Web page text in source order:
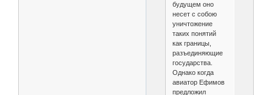
будущем оно
несет с собою
уничтожение
таких понятий
как границы,
разъединяющие
государства.
Однако когда
авиатор Ефимов
предложил